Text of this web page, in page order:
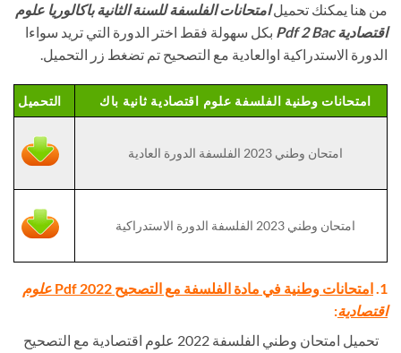
من هنا يمكنك تحميلامتحانات الفلسفة للسنة الثانية باكالوريا علوم
اقتصاديةPdf 2 Bac
بكل سهولة فقط اختر الدورة التي تريد سواءا
الدورة الاستدراكية اوالعادية مع التصحيح تم تضغط زر التحميل.
امتحانات وطنية الفلسفة علوم اقتصادية ثانية باك التحميل
امتحان وطني 2023 الفلسفة الدورة العادية
امتحان وطني 2023 الفلسفة الدورة الاستدراكية
1. امتحانات وطنية في مادة الفلسفة مع التصحيح Pdf 2022
علوم
اقتصادية:
تحميل امتحان وطني الفلسفة 2022 علوم اقتصادية مع التصحيح